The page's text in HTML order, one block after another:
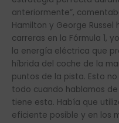
anteriormente”,
Hamilton y George
carreras en la Fórmula 1,
la energía eléctrica que
híbrida del coche de la
puntos de la pista. Esto
todo cuando hablamos
tiene esta. Había que
eficiente posible y en los